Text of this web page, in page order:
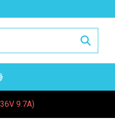
9.7A)